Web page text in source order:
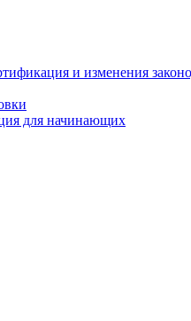
и изменения
для начинающих